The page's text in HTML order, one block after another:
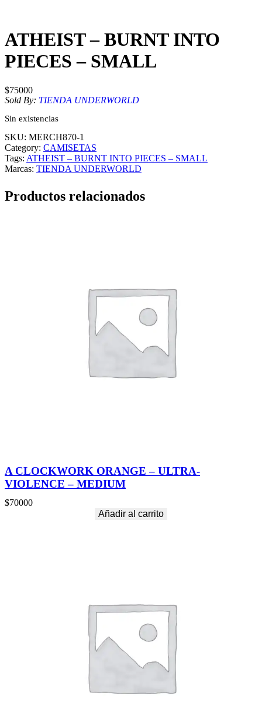
ATHEIST – BURNT INTO
PIECES – SMALL
$75000
Sold By: TIENDA UNDERWORLD
Sin existencias
SKU: MERCH870-1
Category: CAMISETAS
Tags: ATHEIST – BURNT INTO PIECES – SMALL
Marcas: TIENDA UNDERWORLD
Productos relacionados
A CLOCKWORK ORANGE – ULTRA-
VIOLENCE – MEDIUM
$70000
Añadir al carrito